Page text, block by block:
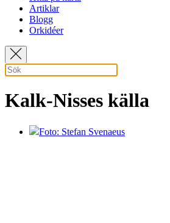
Artiklar
Blogg
Orkidéer
Kalk-Nisses källa
Foto: Stefan Svenaeus